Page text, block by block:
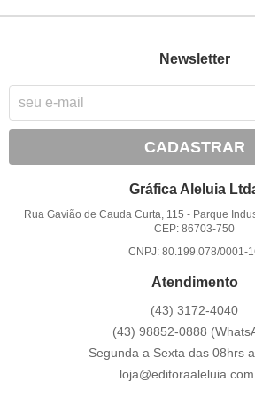
Newsletter
CADASTRAR
Gráfica Aleluia
Rua Gavião de Cauda Curta, 115 - Parque
CEP: 86703-750
CNPJ: 80.199.078/0001-
Atendimento
(43) 3172-4040
(43) 98852-0888
Segunda a Sexta das 08hrs